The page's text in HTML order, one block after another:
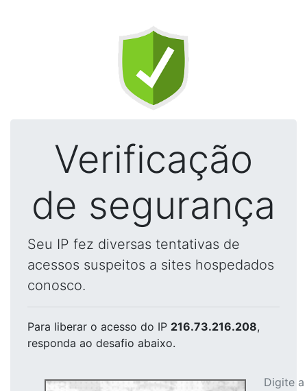
Verificação
de segurança
Seu IP fez diversas tentativas de
acessos suspeitos a sites hospedados
conosco.
Para liberar o acesso do IP 216.73.216.208,
responda ao desafio abaixo.
Digite